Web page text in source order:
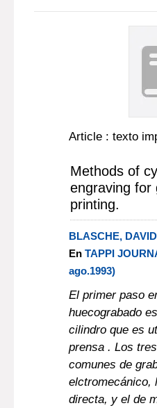
Article : texto
Methods of
engraving for
printing.
BLASCHE,
En TAPPI
ago.1993)
El primer paso
huecograbado
cilindro que es
prensa . Los
comunes de
elctromecánico,
directa, y el de